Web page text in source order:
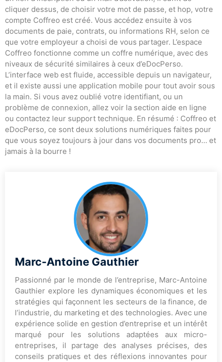
cliquer dessus, de choisir votre mot de passe, et hop, votre
compte Coffreo est créé. Vous accédez ensuite à vos
documents de paie, contrats, ou informations RH, selon ce
que votre employeur a choisi de vous partager. L’espace
Coffreo fonctionne comme un coffre numérique, avec des
niveaux de sécurité similaires à ceux d’eDocPerso.
L’interface web est fluide, accessible depuis un navigateur,
et il existe aussi une application mobile pour tout avoir sous
la main. Si vous avez oublié votre identifiant, ou un
problème de connexion, allez voir la section aide en ligne
ou contactez leur support technique. En résumé : Coffreo et
eDocPerso, ce sont deux solutions numériques faites pour
que vous soyez toujours à jour dans vos documents pro… et
jamais à la bourre !
Marc-Antoine Gauthier
Passionné par le monde de l’entreprise, Marc-Antoine
Gauthier explore les dynamiques économiques et les
stratégies qui façonnent les secteurs de la finance, de
l’industrie, du marketing et des technologies. Avec une
expérience solide en gestion d’entreprise et un intérêt
marqué pour les solutions adaptées aux micro-
entreprises, il partage des analyses précises, des
conseils pratiques et des réflexions innovantes pour